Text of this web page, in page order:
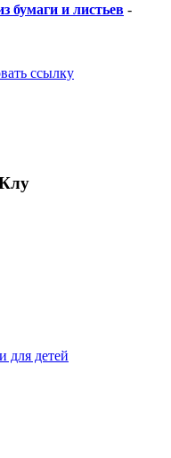
бумаги и листьев -
ссылку
для детей